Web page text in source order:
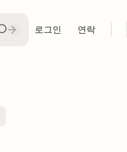
로그인 연락